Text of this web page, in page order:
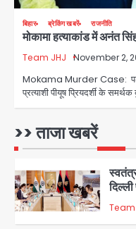
बिहार ब्रेकिंग खबरें राजनीति
मोकामा हत्याकांड में अनंत
Team JHJ November 2,
Mokama Murder Case:
प्रत्याशी पीयूष प्रियदर्शी के
>> ताजा खबरें
डीएम
Team
1
करने
2 Team